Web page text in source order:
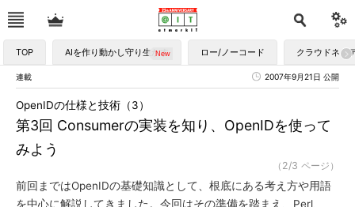
TOP AIを作り動かし守り生かす ロー/ノーコード クラウドネイ
連載 2007年9月21日 公開
第3回 Consumerの実装を知り、OpenIDを使って
みよう
OpenIDの仕様と技術（3）
（2/3 ページ）
前回まではOpenIDの基礎知識として、根底にある考え方や用語
を中心に解説してきました。今回はその準備を踏まえ、Perl、